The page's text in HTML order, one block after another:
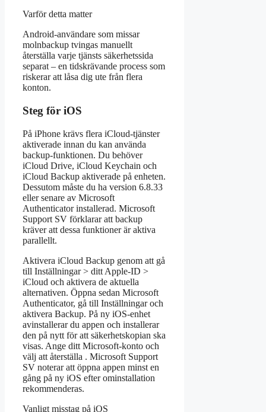
Varför detta matter
Android-användare som missar
molnbackup tvingas manuellt
återställa varje tjänsts säkerhetssida
separat – en tidskrävande process som
riskerar att låsa dig ute från flera
konton.
Steg för iOS
På iPhone krävs flera iCloud-tjänster
aktiverade innan du kan använda
backup-funktionen. Du behöver
iCloud Drive, iCloud Keychain och
iCloud Backup aktiverade på enheten.
Dessutom måste du ha version 6.8.33
eller senare av Microsoft
Authenticator installerad. Microsoft
Support SV förklarar att backup
kräver att dessa funktioner är aktiva
parallellt.
Aktivera iCloud Backup genom att gå
till Inställningar > ditt Apple-ID >
iCloud och aktivera de aktuella
alternativen. Öppna sedan Microsoft
Authenticator, gå till Inställningar och
aktivera Backup. På ny iOS-enhet
avinstallerar du appen och installerar
den på nytt för att säkerhetskopian ska
visas. Ange ditt Microsoft-konto och
välj att återställa . Microsoft Support
SV noterar att öppna appen minst en
gång på ny iOS efter ominstallation
rekommenderas.
Vanligt misstag på iOS